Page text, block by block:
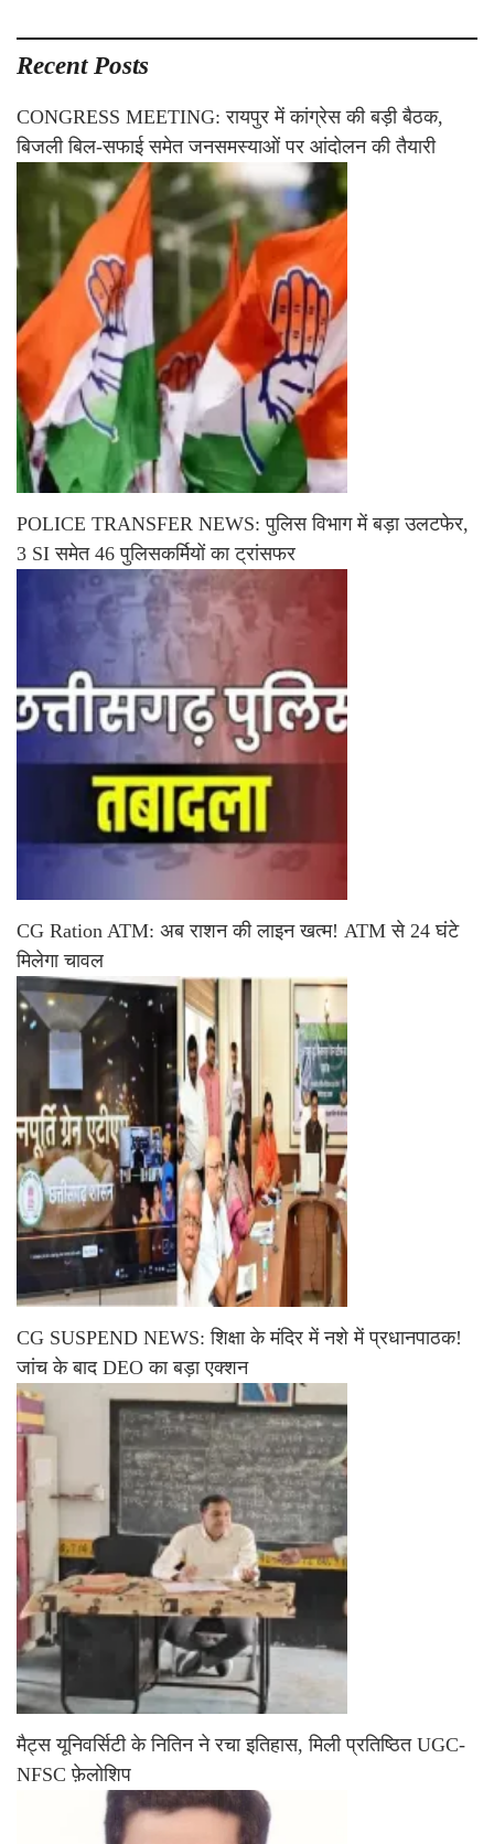
Recent Posts
CONGRESS MEETING: रायपुर में कांग्रेस की बड़ी बैठक,
बिजली बिल-सफाई समेत जनसमस्याओं पर आंदोलन की तैयारी
POLICE TRANSFER NEWS: पुलिस विभाग में बड़ा उलटफेर,
3 SI समेत 46 पुलिसकर्मियों का ट्रांसफर
CG Ration ATM: अब राशन की लाइन खत्म! ATM से 24 घंटे
मिलेगा चावल
CG SUSPEND NEWS: शिक्षा के मंदिर में नशे में प्रधानपाठक!
जांच के बाद DEO का बड़ा एक्शन
मैट्स यूनिवर्सिटी के नितिन ने रचा इतिहास, मिली प्रतिष्ठित UGC-
NFSC फ़ेलोशिप